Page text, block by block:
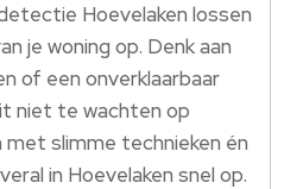
Hoevelaken lossen
je woning op.​ Denk aan
of een onverklaarbaar
niet te wachten op
met slimme technieken én
in Hoevelaken snel op.​